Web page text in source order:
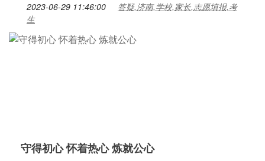
2023-06-29 11:46:00
答疑,济南,学校,家长,志愿填报,考
生
守得初心 怀着热心 炼就公心